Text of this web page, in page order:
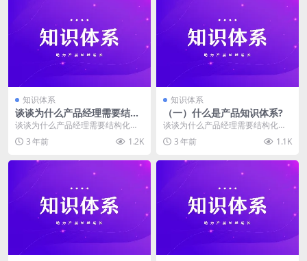
知识体系
谈谈为什么产品经理需要结构
化的知识库？
谈谈为什么产品经理需要结构化的
知识库？ （一）什么是产品知识体
系? （二）产品知...
3 年前 1.2K
知识体系
（一）什么是产品知识体系?
谈谈为什么产品经理需要结构化的
知识库？ （一）什么是产品知识体
系? （二）产品知...
3 年前 1.1K